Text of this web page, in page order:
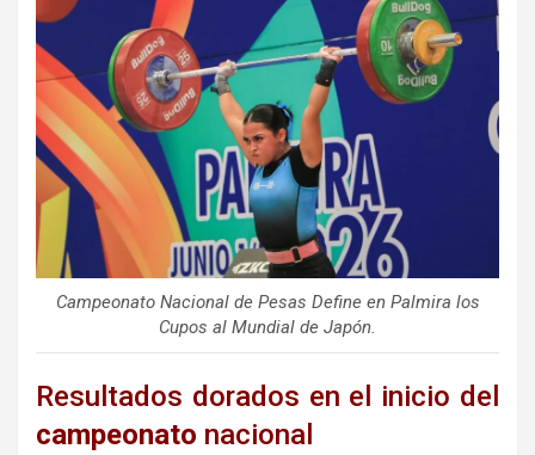
Campeonato Nacional de Pesas Define en Palmira los
Cupos al Mundial de Japón.
Resultados dorados en el inicio del
campeonato nacional